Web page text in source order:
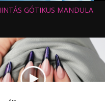
GÓTIKUS MANDULA